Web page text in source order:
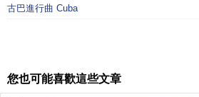
古巴進行曲 Cuba
您也可能喜歡這些文章